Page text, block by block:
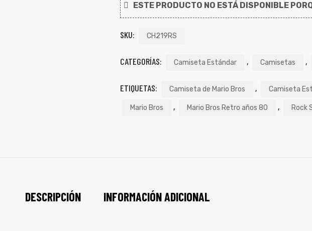
ESTE PRODUCTO NO ESTÁ DISPONIBLE
SKU: CH219RS
CATEGORÍAS: Camiseta Estándar , Camisetas ,
ETIQUETAS: Camiseta de Mario Bros , Camiseta
Mario Bros , Mario Bros Retro años 80 , Rock
DESCRIPCIÓN INFORMACIÓN ADICIONAL